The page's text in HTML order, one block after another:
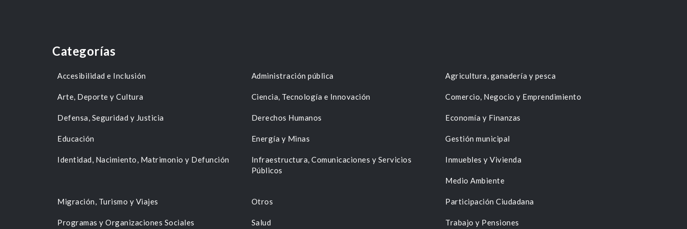
Categorías
Accesibilidad e Inclusión Administración pública Agricultura, ganadería y pesca
Arte, Deporte y Cultura Ciencia, Tecnología e Innovación Comercio, Negocio y Emprendimiento
Defensa, Seguridad y Justicia Derechos Humanos Economía y Finanzas
Educación Energía y Minas Gestión municipal
Identidad, Nacimiento, Matrimonio y Defunción
Infraestructura, Comunicaciones y Servicios
Públicos
Inmuebles y Vivienda
Medio Ambiente
Migración, Turismo y Viajes Otros Participación Ciudadana
Programas y Organizaciones Sociales Salud Trabajo y Pensiones